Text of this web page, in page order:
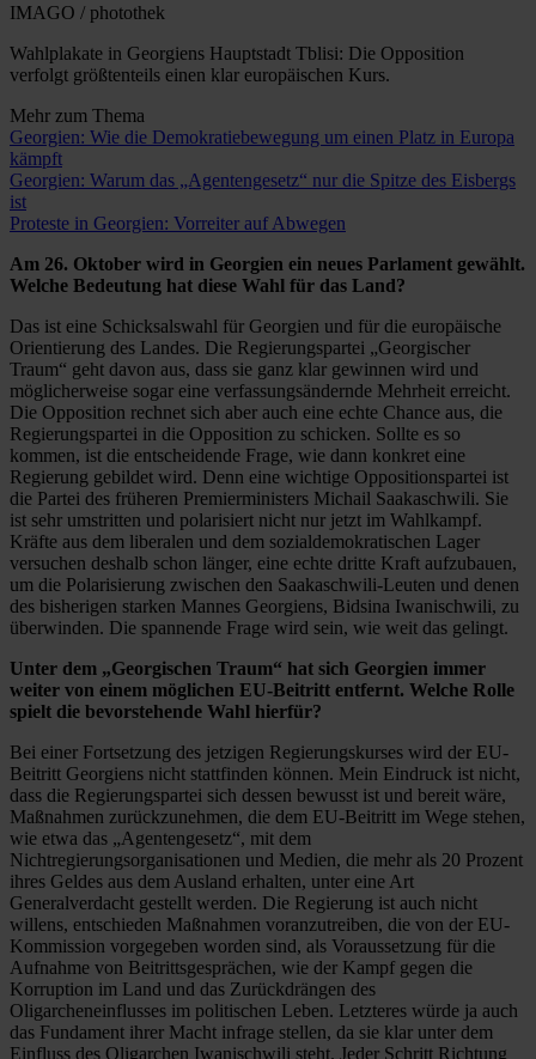
IMAGO / photothek
Wahlplakate in Georgiens Hauptstadt Tblisi: Die Opposition
verfolgt größtenteils einen klar europäischen Kurs.
Mehr zum Thema
Georgien: Wie die Demokratiebewegung um einen Platz in Europa
kämpft
Georgien: Warum das „Agentengesetz“ nur die Spitze des Eisbergs
ist
Proteste in Georgien: Vorreiter auf Abwegen
Am 26. Oktober wird in Georgien ein neues Parlament gewählt.
Welche Bedeutung hat diese Wahl für das Land?
Das ist eine Schicksalswahl für Georgien und für die europäische
Orientierung des Landes. Die Regierungspartei „Georgischer
Traum“ geht davon aus, dass sie ganz klar gewinnen wird und
möglicherweise sogar eine verfassungsändernde Mehrheit erreicht.
Die Opposition rechnet sich aber auch eine echte Chance aus, die
Regierungspartei in die Opposition zu schicken. Sollte es so
kommen, ist die entscheidende Frage, wie dann konkret eine
Regierung gebildet wird. Denn eine wichtige Oppositionspartei ist
die Partei des früheren Premierministers Michail Saakaschwili. Sie
ist sehr umstritten und polarisiert nicht nur jetzt im Wahlkampf.
Kräfte aus dem liberalen und dem sozialdemokratischen Lager
versuchen deshalb schon länger, eine echte dritte Kraft aufzubauen,
um die Polarisierung zwischen den Saakaschwili-Leuten und denen
des bisherigen starken Mannes Georgiens, Bidsina Iwanischwili, zu
überwinden. Die spannende Frage wird sein, wie weit das gelingt.
Unter dem „Georgischen Traum“ hat sich Georgien immer
weiter von einem möglichen EU-Beitritt entfernt. Welche Rolle
spielt die bevorstehende Wahl hierfür?
Bei einer Fortsetzung des jetzigen Regierungskurses wird der EU-
Beitritt Georgiens nicht stattfinden können. Mein Eindruck ist nicht,
dass die Regierungspartei sich dessen bewusst ist und bereit wäre,
Maßnahmen zurückzunehmen, die dem EU-Beitritt im Wege stehen,
wie etwa das „Agentengesetz“, mit dem
Nichtregierungsorganisationen und Medien, die mehr als 20 Prozent
ihres Geldes aus dem Ausland erhalten, unter eine Art
Generalverdacht gestellt werden. Die Regierung ist auch nicht
willens, entschieden Maßnahmen voranzutreiben, die von der EU-
Kommission vorgegeben worden sind, als Voraussetzung für die
Aufnahme von Beitrittsgesprächen, wie der Kampf gegen die
Korruption im Land und das Zurückdrängen des
Oligarcheneinflusses im politischen Leben. Letzteres würde ja auch
das Fundament ihrer Macht infrage stellen, da sie klar unter dem
Einfluss des Oligarchen Iwanischwili steht. Jeder Schritt Richtung